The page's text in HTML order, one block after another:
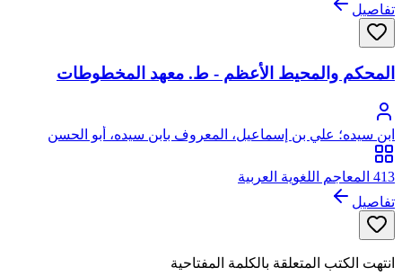
تفاصيل
المحكم والمحيط الأعظم - ط. معهد المخطوطات
ابن سيده؛ علي بن إسماعيل، المعروف بابن سيده، أبو الحسن
413 المعاجم اللغوية العربية
تفاصيل
انتهت الكتب المتعلقة بالكلمة المفتاحية